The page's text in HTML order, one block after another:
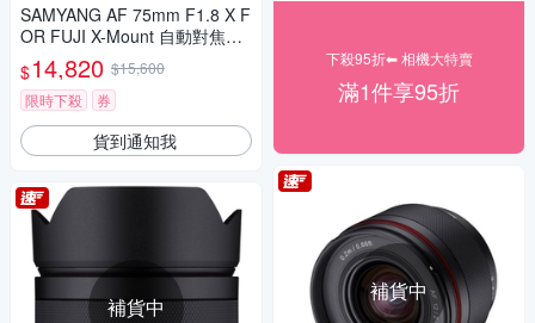
SAMYANG AF 75mm F1.8 X F
OR FUJI X-Mount 自動對焦鏡
頭 公司貨
$14,820 $15,600
限時下殺
券
貨到通知我
補貨中
下殺95折⬅︎ 相機大特賣
滿1件享95折
補貨中